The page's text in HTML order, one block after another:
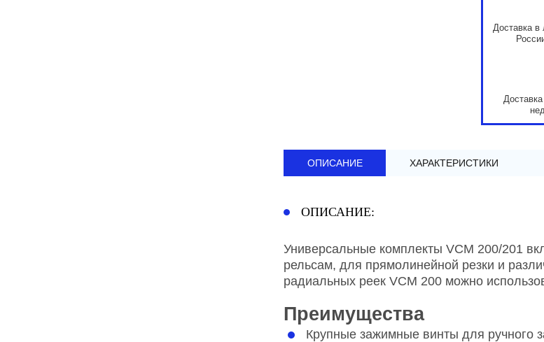
Доставка
ОПИСАНИЕ ХАРАКТЕРИСТИКИ
ОПИСАНИЕ:
Универсальные комплекты VCM 200/201
рельсам, для прямолинейной резки и
радиальных реек VCM 200 можно
Преимущества
Крупные зажимные винты для ручного